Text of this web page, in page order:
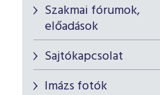
Szakmai fórumok,
előadások
Sajtókapcsolat
Imázs fotók